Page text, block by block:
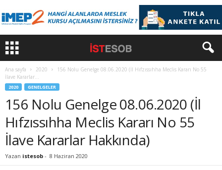
Ana sayfa 2020
156 Nolu Genelge 08.06.2020 (İl Hıfzıssıhha Meclis Kararı No 55
İlave Kararlar...
2020 GENELGELER
156 Nolu Genelge 08.06.2020 (İl
Hıfzıssıhha Meclis Kararı No 55
İlave Kararlar Hakkında)
Yazan istesob - 8 Haziran 2020